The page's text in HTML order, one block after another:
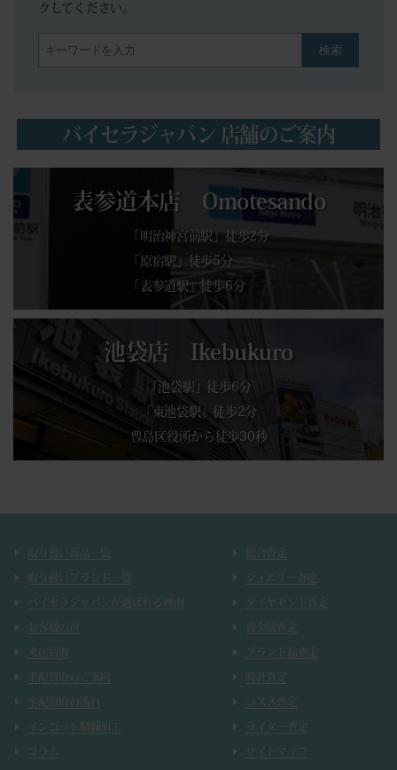
クしてください。
検索
バイセラジャパン 店舗のご案内
表参道本店 Omotesando
「明治神宮前駅」徒歩2分
「原宿駅」徒歩5分
「表参道駅」徒歩6分
池袋店 Ikebukuro
「池袋駅」徒歩6分
「東池袋駅」徒歩2分
豊島区役所から徒歩30秒
取り扱い商品一覧
取り扱いブランド一覧
バイセラジャパンが選ばれる理由
お客様の声
来店買取
宅配買取のご案内
宅配買取の流れ
インゴット精錬加工
コラム
総合査定
ジュエリー査定
ダイヤモンド査定
貴金属査定
ブランド品査定
時計査定
コスメ査定
ライター査定
サイトマップ